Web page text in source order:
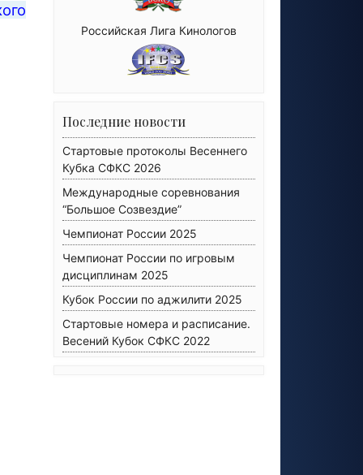
Российская Лига Кинологов
Последние новости
Стартовые протоколы Весеннего
Кубка СФКС 2026
Международные соревнования
“Большое Созвездие”
Чемпионат России 2025
Чемпионат России по игровым
дисциплинам 2025
Кубок России по аджилити 2025
Стартовые номера и расписание.
Весений Кубок СФКС 2022